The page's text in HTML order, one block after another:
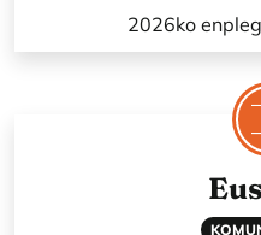
2026ko